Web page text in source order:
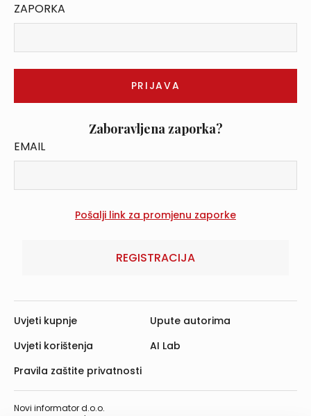
ZAPORKA
Zaboravljena zaporka?
EMAIL
REGISTRACIJA
Novi informator d.o.o.
Uvjeti kupnje
Uvjeti korištenja
Pravila zaštite privatnosti
Upute autorima
AI Lab